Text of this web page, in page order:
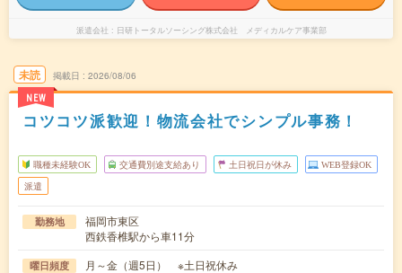
派遣会社 日研トータルソーシング株式会社 メディカルケア事業部
未読
NEW
掲載日 2026/08/06
コツコツ派歓迎！物流会社でシンプル事務！
職種未経験OK 交通費別途支給あり 土日祝日が休み WEB登録OK
派遣
勤務地
福岡市東区
西鉄香椎駅から車11分
曜日頻度 月～金（週5日） ※土日祝休み